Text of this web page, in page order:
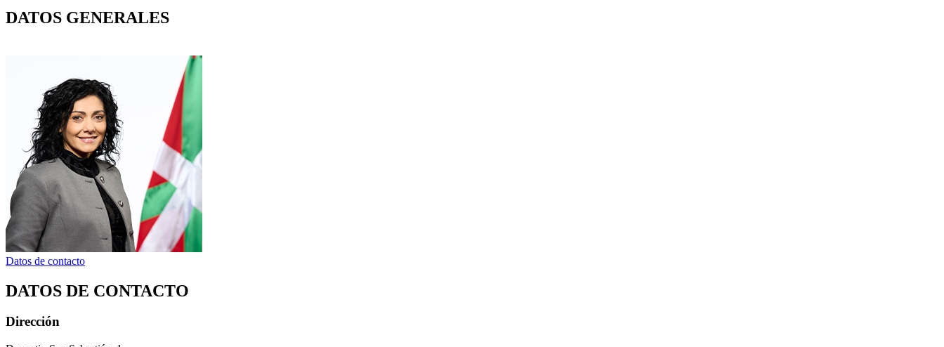
DATOS GENERALES
Datos de contacto
DATOS DE CONTACTO
Dirección